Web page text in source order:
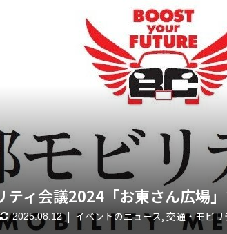
ティ会議2024「お東さん広場
2025.08.12 イベントのニュース, 交通・モビリ